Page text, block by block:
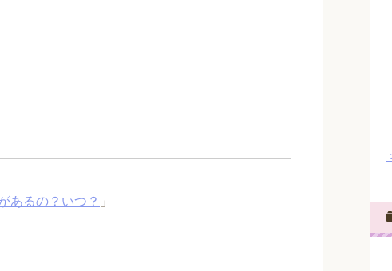
あるの？いつ？ 」